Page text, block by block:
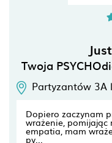
Twoja
Partyzantów 3A
Dopiero zaczynam
wrażenie, pomijając
empatia, mam
py...